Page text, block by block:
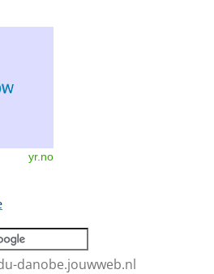
yr.no
danobe.jouwweb.nl